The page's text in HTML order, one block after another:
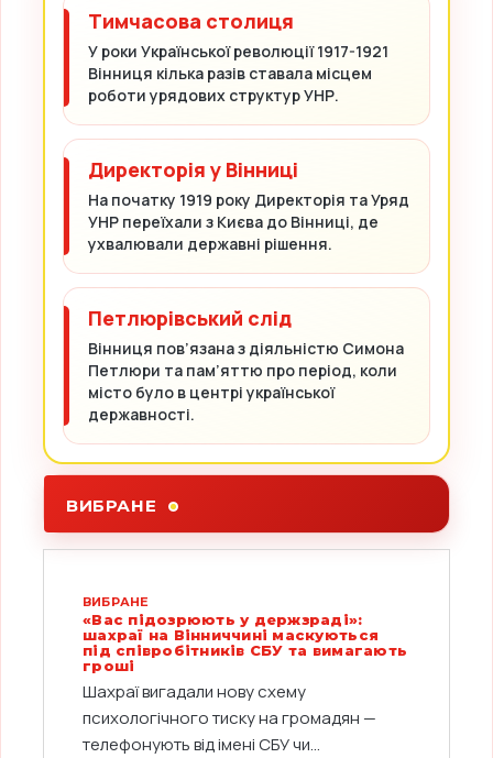
Тимчасова столиця
У роки Української революції 1917-1921
Вінниця кілька разів ставала місцем
роботи урядових структур УНР.
Директорія у Вінниці
На початку 1919 року Директорія та Уряд
УНР переїхали з Києва до Вінниці, де
ухвалювали державні рішення.
Петлюрівський слід
Вінниця пов’язана з діяльністю Симона
Петлюри та пам’яттю про період, коли
місто було в центрі української
державності.
ВИБРАНЕ
ВИБРАНЕ
«Вас підозрюють у держзраді»:
шахраї на Вінниччині маскуються
під співробітників СБУ та вимагають
гроші
Шахраї вигадали нову схему
психологічного тиску на громадян —
телефонують від імені СБУ чи...